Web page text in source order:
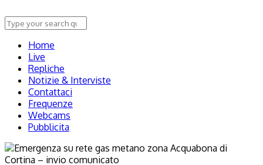
Home
Live
Repliche
Notizie & Interviste
Contattaci
Frequenze
Webcams
Pubblicita